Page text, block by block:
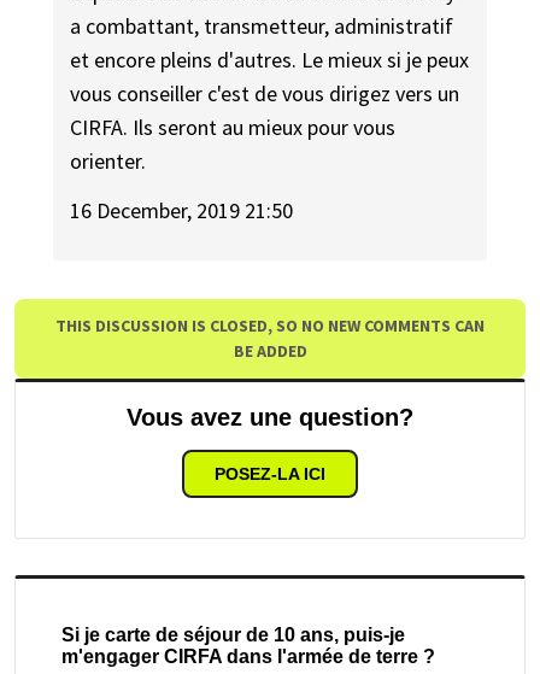
a combattant, transmetteur, administratif
et encore pleins d'autres. Le mieux si je peux
vous conseiller c'est de vous dirigez vers un
CIRFA. Ils seront au mieux pour vous
orienter.
16 December, 2019 21:50
THIS DISCUSSION IS CLOSED, SO NO NEW COMMENTS CAN
BE ADDED
Vous avez une question?
POSEZ-LA ICI
Si je carte de séjour de 10 ans, puis-je
m'engager CIRFA dans l'armée de terre ?